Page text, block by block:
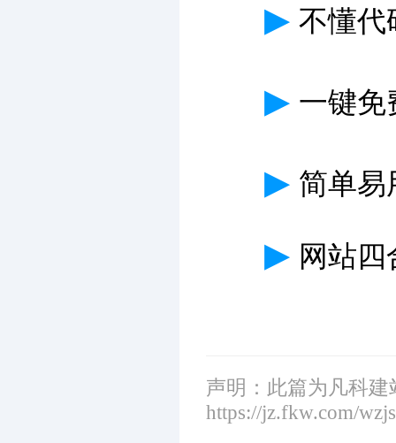
▶ 不懂代
▶ 一键免
▶ 简单易
▶ 网站四
声明：此篇为凡科
https://jz.fkw.com/